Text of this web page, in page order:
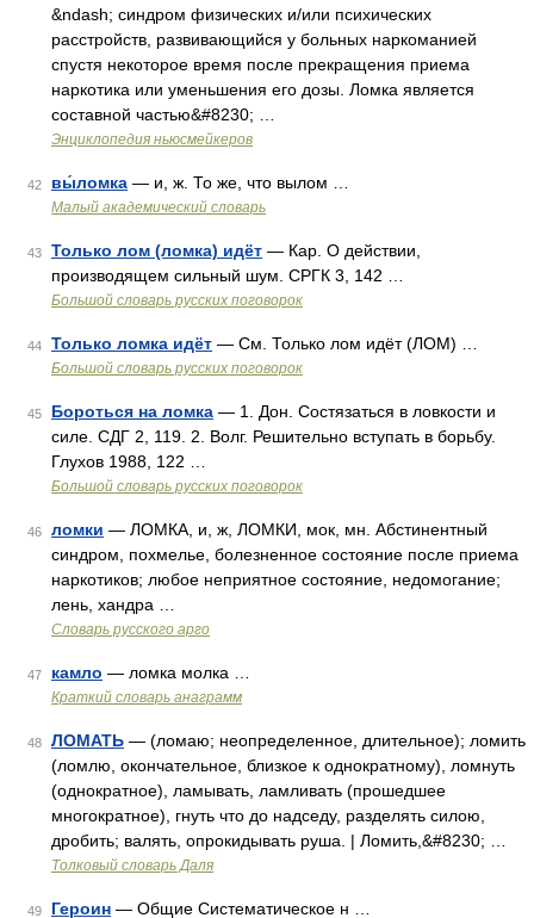
&ndash; синдром физических и/или психических
расстройств, развивающийся у больных наркоманией
спустя некоторое время после прекращения приема
наркотика или уменьшения его дозы. Ломка является
составной частью&#8230; …
Энциклопедия ньюсмейкеров
42 вы́ломка — и, ж. То же, что вылом …
Малый академический словарь
43 Только лом (ломка) идёт — Кар. О действии,
производящем сильный шум. СРГК 3, 142 …
Большой словарь русских поговорок
44 Только ломка идёт — См. Только лом идёт (ЛОМ) …
Большой словарь русских поговорок
45 Бороться на ломка — 1. Дон. Состязаться в ловкости и
силе. СДГ 2, 119. 2. Волг. Решительно вступать в борьбу.
Глухов 1988, 122 …
Большой словарь русских поговорок
46 ломки — ЛОМКА, и, ж, ЛОМКИ, мок, мн. Абстинентный
синдром, похмелье, болезненное состояние после приема
наркотиков; любое неприятное состояние, недомогание;
лень, хандра …
Словарь русского арго
47 камло — ломка молка …
Краткий словарь анаграмм
48 ЛОМАТЬ — (ломаю; неопределенное, длительное); ломить
(ломлю, окончательное, близкое к однократному), ломнуть
(однократное), ламывать, ламливать (прошедшее
многократное), гнуть что до надседу, разделять силою,
дробить; валять, опрокидывать руша. | Ломить,&#8230; …
Толковый словарь Даля
49 Героин — Общие Систематическое н …